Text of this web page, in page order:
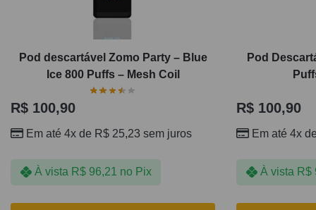
Pod descartável Zomo Party – Blue
Ice 800 Puffs – Mesh Coil
R$ 100,90
Em até 4x de R$ 25,23 sem juros
À vista R$96,21 no Pix
Pod
R$ 100,90
Em até 4x
À vista R$